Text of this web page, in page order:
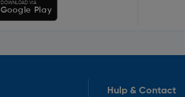
DOWNLOAD VIA
Google Play
Hulp & Contact